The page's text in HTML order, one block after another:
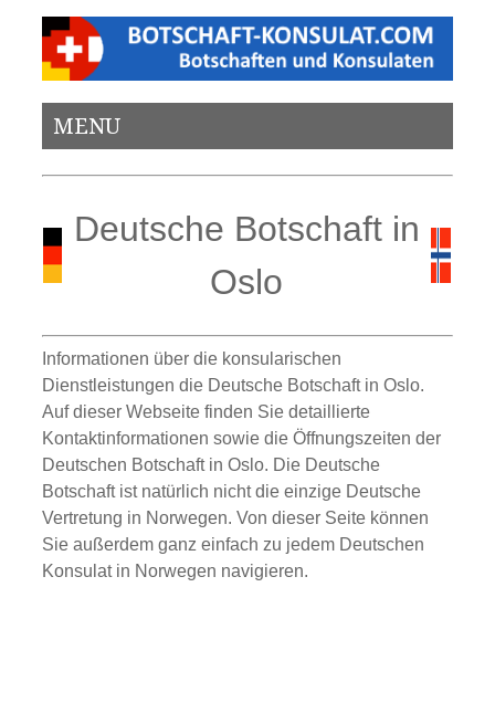
MENU
Deutsche Botschaft in
Oslo
Informationen über die konsularischen
Dienstleistungen die Deutsche Botschaft in Oslo.
Auf dieser Webseite finden Sie detaillierte
Kontaktinformationen sowie die Öffnungszeiten der
Deutschen Botschaft in Oslo. Die Deutsche
Botschaft ist natürlich nicht die einzige Deutsche
Vertretung in Norwegen. Von dieser Seite können
Sie außerdem ganz einfach zu jedem Deutschen
Konsulat in Norwegen navigieren.